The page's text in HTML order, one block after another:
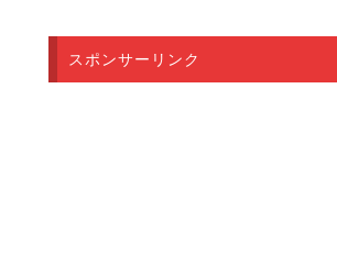
スポンサーリンク